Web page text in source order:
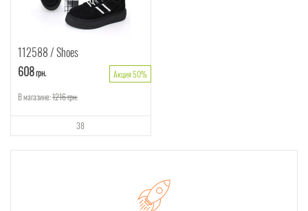
112588 Shoes
608грн.
Акция 50%
В магазине:1216грн.
38